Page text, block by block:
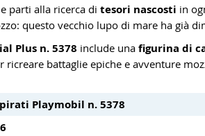
parti alla ricerca di tesori nascosti in
questo vecchio lupo di mare ha già
Plus n. 5378 include una figurina di
ricreare battaglie epiche e avventure
Playmobil n. 5378
6